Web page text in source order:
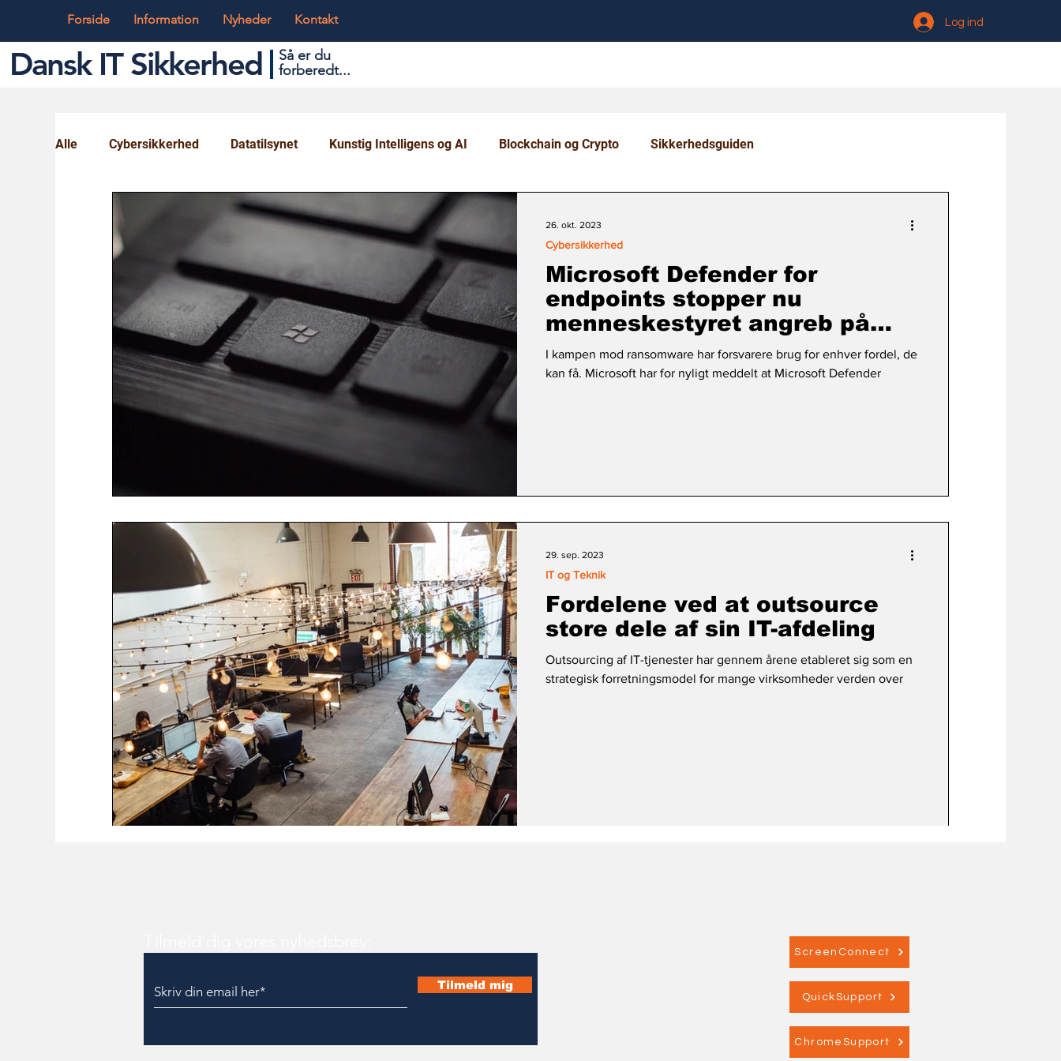
Forside Information Nyheder Kontakt Log ind
Dansk IT Sikkerhed
Så er du
forberedt...
Alle Cybersikkerhed Datatilsynet Kunstig Intelligens og AI Blockchain og Crypto Sikkerhedsguiden
Globalt og Digitalt IT og Teknik Ungdom og Uddannelse
Microsoft Defender for
endpoints stopper nu
menneskestyret angreb på
egen hånd
I kampen mod ransomware har forsvarere brug for enhver fordel, de
kan få. Microsoft har for nyligt meddelt at Microsoft Defender
Cybersikkerhed
26. okt. 2023
Fordelene ved at outsource
store dele af sin IT-afdeling
Outsourcing af IT-tjenester har gennem årene etableret sig som en
strategisk forretningsmodel for mange virksomheder verden over
IT og Teknik
29. sep. 2023
Tilmeld mig
ScreenConnect
QuickSupport
ChromeSupport